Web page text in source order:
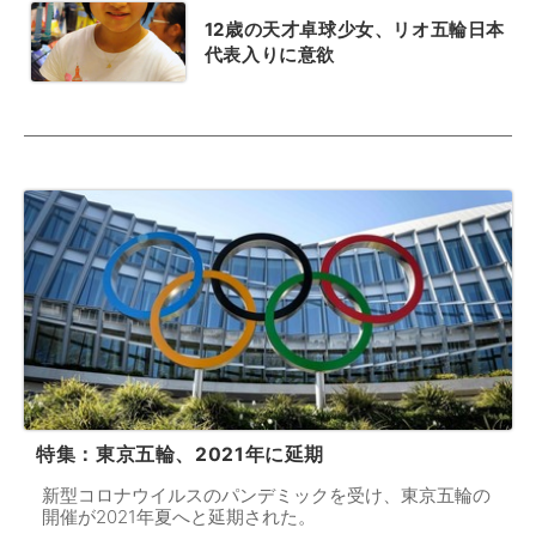
12歳の天才卓球少女、リオ五輪日本
代表入りに意欲
特集：東京五輪、2021年に延期
新型コロナウイルスのパンデミックを受け、東京五輪の
開催が2021年夏へと延期された。